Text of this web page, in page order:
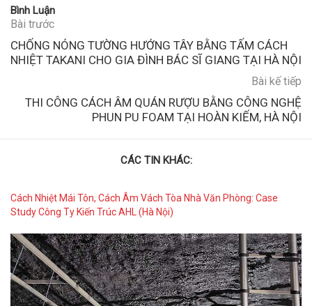
Bình Luận
Bài trước
CHỐNG NÓNG TƯỜNG HƯỚNG TÂY BẰNG TẤM CÁCH
NHIỆT TAKANI CHO GIA ĐÌNH BÁC SĨ GIANG TẠI HÀ NỘI
Bài kế tiếp
THI CÔNG CÁCH ÂM QUÁN RƯỢU BẰNG CÔNG NGHỆ
PHUN PU FOAM TẠI HOÀN KIẾM, HÀ NỘI
CÁC TIN KHÁC:
Cách Nhiệt Mái Tôn, Cách Âm Vách Tòa Nhà Văn Phòng: Case
Study Công Ty Kiến Trúc AHL (Hà Nội)